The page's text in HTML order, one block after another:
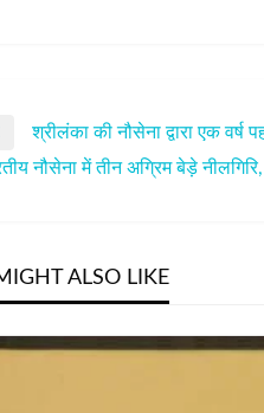
श्रीलंका की नौसेना द्वारा एक
नौसेना में तीन अग्रिम बेड़े
ALSO LIKE